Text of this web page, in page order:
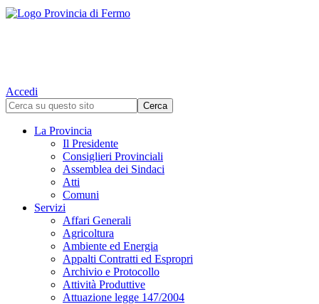
Accedi
La Provincia
Il Presidente
Consiglieri Provinciali
Assemblea dei Sindaci
Atti
Comuni
Servizi
Affari Generali
Agricoltura
Ambiente ed Energia
Appalti Contratti ed Espropri
Archivio e Protocollo
Attività Produttive
Attuazione legge 147/2004